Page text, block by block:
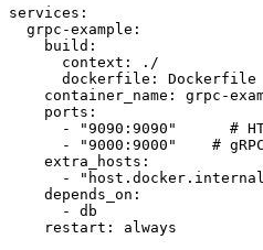
services:
  grpc-example:
    build:
      context: ./
      dockerfile: Dockerfile
container_name: grpc-
    ports:
- "9090:9090"
- "9000:9000"    #
    extra_hosts:
-
    depends_on:
      - db
    restart: always